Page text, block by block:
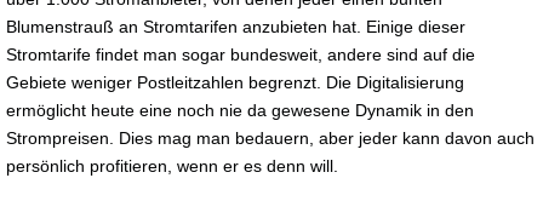
Blumenstrauß an Stromtarifen anzubieten hat. Einige dieser
Stromtarife findet man sogar bundesweit, andere sind auf die
Gebiete weniger Postleitzahlen begrenzt. Die Digitalisierung
ermöglicht heute eine noch nie da gewesene Dynamik in den
Strompreisen. Dies mag man bedauern, aber jeder kann davon auch
persönlich profitieren, wenn er es denn will.